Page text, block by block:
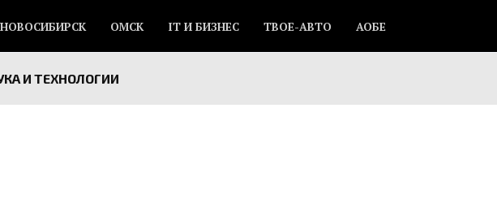
НОВОСИБИРСК ОМСК IT И БИЗНЕС ТВОЕ-АВТО АОБЕ
И ТЕХНОЛОГИИ